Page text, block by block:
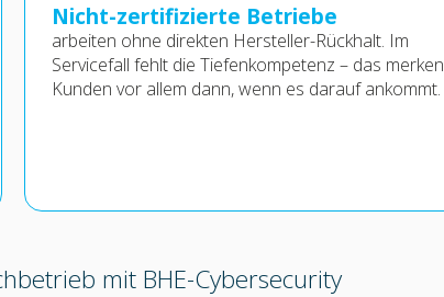
Nicht-zertifizierte Betriebe
arbeiten ohne direkten Hersteller-Rückhalt. Im
Servicefall fehlt die Tiefenkompetenz – das merken
Kunden vor allem dann, wenn es darauf ankommt.
mit BHE-Cybersecurity